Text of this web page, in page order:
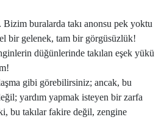
buralarda takı anonsu pek yoktu
bir gelenek, tam bir görgüsüzlük!
düğünlerinde takılan eşek yükü
gibi görebilirsiniz; ancak, bu
yardım yapmak isteyen bir zarfa
bu takılar fakire değil, zengine